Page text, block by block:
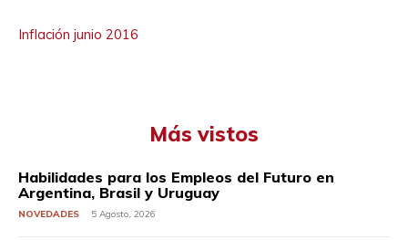
Inflación junio 2016
Más vistos
Habilidades para los Empleos del Futuro en
Argentina, Brasil y Uruguay
NOVEDADES 5 Agosto, 2026